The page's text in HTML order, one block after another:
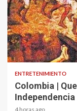
1 min read
ENTRETENIMIENTO
Colombia |
4 horas ago